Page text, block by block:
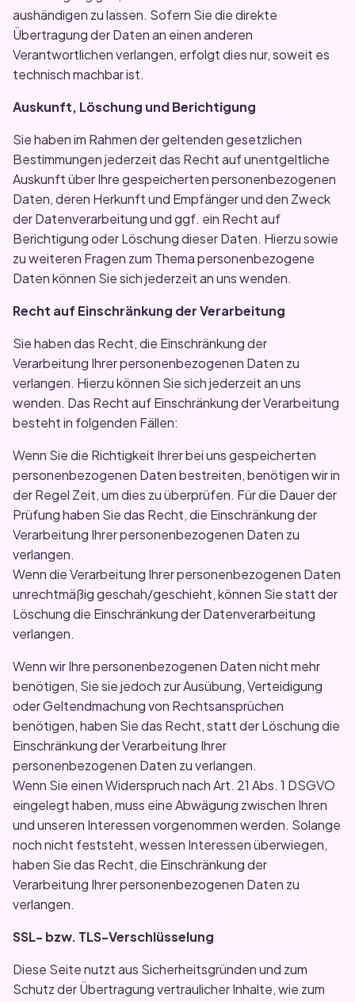
aushändigen zu lassen. Sofern Sie die direkte
Übertragung der Daten an einen anderen
Verantwortlichen verlangen, erfolgt dies nur, soweit es
technisch machbar ist.
Auskunft, Löschung und Berichtigung
Sie haben im Rahmen der geltenden gesetzlichen
Bestimmungen jederzeit das Recht auf unentgeltliche
Auskunft über Ihre gespeicherten personenbezogenen
Daten, deren Herkunft und Empfänger und den Zweck
der Datenverarbeitung und ggf. ein Recht auf
Berichtigung oder Löschung dieser Daten. Hierzu sowie
zu weiteren Fragen zum Thema personenbezogene
Daten können Sie sich jederzeit an uns wenden.
Recht auf Einschränkung der Verarbeitung
Sie haben das Recht, die Einschränkung der
Verarbeitung Ihrer personenbezogenen Daten zu
verlangen. Hierzu können Sie sich jederzeit an uns
wenden. Das Recht auf Einschränkung der Verarbeitung
besteht in folgenden Fällen:
Wenn Sie die Richtigkeit Ihrer bei uns gespeicherten
personenbezogenen Daten bestreiten, benötigen wir in
der Regel Zeit, um dies zu überprüfen. Für die Dauer der
Prüfung haben Sie das Recht, die Einschränkung der
Verarbeitung Ihrer personenbezogenen Daten zu
verlangen.
Wenn die Verarbeitung Ihrer personenbezogenen Daten
unrechtmäßig geschah/geschieht, können Sie statt der
Löschung die Einschränkung der Datenverarbeitung
verlangen.
Wenn wir Ihre personenbezogenen Daten nicht mehr
benötigen, Sie sie jedoch zur Ausübung, Verteidigung
oder Geltendmachung von Rechtsansprüchen
benötigen, haben Sie das Recht, statt der Löschung die
Einschränkung der Verarbeitung Ihrer
personenbezogenen Daten zu verlangen.
Wenn Sie einen Widerspruch nach Art. 21 Abs. 1 DSGVO
eingelegt haben, muss eine Abwägung zwischen Ihren
und unseren Interessen vorgenommen werden. Solange
noch nicht feststeht, wessen Interessen überwiegen,
haben Sie das Recht, die Einschränkung der
Verarbeitung Ihrer personenbezogenen Daten zu
verlangen.
SSL- bzw. TLS-Verschlüsselung
Diese Seite nutzt aus Sicherheitsgründen und zum
Schutz der Übertragung vertraulicher Inhalte, wie zum